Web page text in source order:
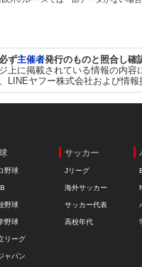
ず主催者発行のものと照合し確
上に掲載されている情報の内
LINEヤフー株式会社および情報
野球
野球
野球
リーグ
ャパン
サッカー
Jリーグ
海外サッカー
サッカー代表
高校年代